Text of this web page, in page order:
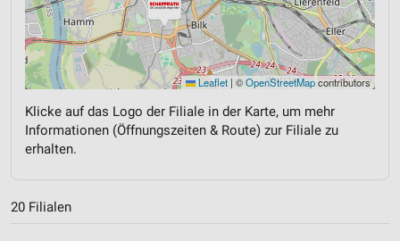
Leaflet | ©OpenStreetMapcontributors
Klicke auf das Logo der Filiale in der Karte, um mehr
Informationen (Öffnungszeiten & Route) zur Filiale zu
erhalten.
20 Filialen